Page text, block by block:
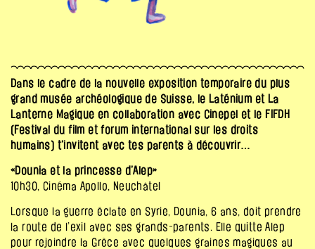
Dans le cadre de la nouvelle exposition temporaire du plus
grand musée archéologique de Suisse, le Laténium et La
Lanterne Magique en collaboration avec Cinepel et le FIFDH
(Festival du film et forum international sur les droits
humains) t’invitent avec tes parents à découvrir…
«Dounia et la princesse d’Alep»
10h30, Cinéma Apollo, Neuchâtel
Lorsque la guerre éclate en Syrie, Dounia, 6 ans, doit prendre
la route de l’exil avec ses grands-parents. Elle quitte Alep
pour rejoindre la Grèce avec quelques graines magiques au